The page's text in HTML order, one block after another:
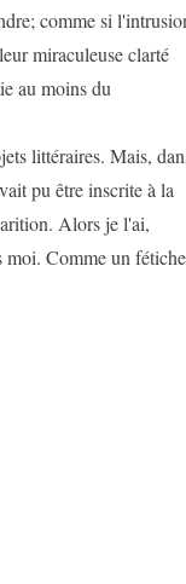
comme si
miraculeuse clarté
au moins du
littéraires. Mais,
pu être inscrite à la
Alors je l'ai,
moi. Comme un